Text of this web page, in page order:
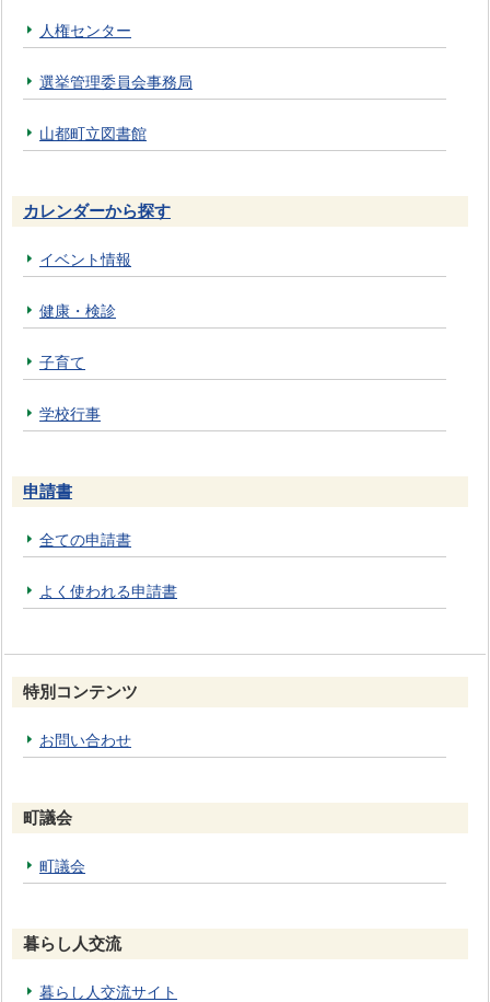
人権センター
選挙管理委員会事務局
山都町立図書館
カレンダーから探す
イベント情報
健康・検診
子育て
学校行事
申請書
全ての申請書
よく使われる申請書
特別コンテンツ
お問い合わせ
町議会
町議会
暮らし人交流
暮らし人交流サイト